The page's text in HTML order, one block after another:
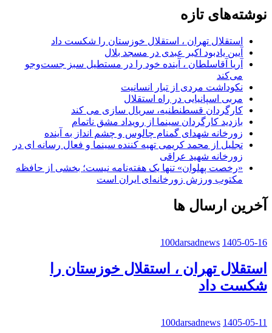
نوشته‌های تازه
استقلال تهران ، استقلال خوزستان را شکست داد
آیین یادبود اکبر عبدی در مسجد بلال
آریا آقاسلطان ، آینده خود را در مستطیل سبز جست‌وجو
می‌کند
نکوداشت مردی از تبار انسانیت
مربی اسپانیایی در راه استقلال
کارگردان قسطنطنیه، سریال سازی می کند
بازدید کارگردان سینما از رویداد مشق ناتمام
زورخانه شهدای گمنام چالوس و چشم انداز به آینده
تجلیل از محمد کریمی تهیه کننده سینما و فعال رسانه ای در
زورخانه شهید عراقی
«رخصت پهلوان» تنها یک هفته‌نامه نیست؛ بخشی از حافظه
مکتوب ورزش زورخانه‌ای ایران است
آخرین ارسال ها
100darsadnews 1405-05-16
استقلال تهران ، استقلال خوزستان را
شکست داد
100darsadnews 1405-05-11